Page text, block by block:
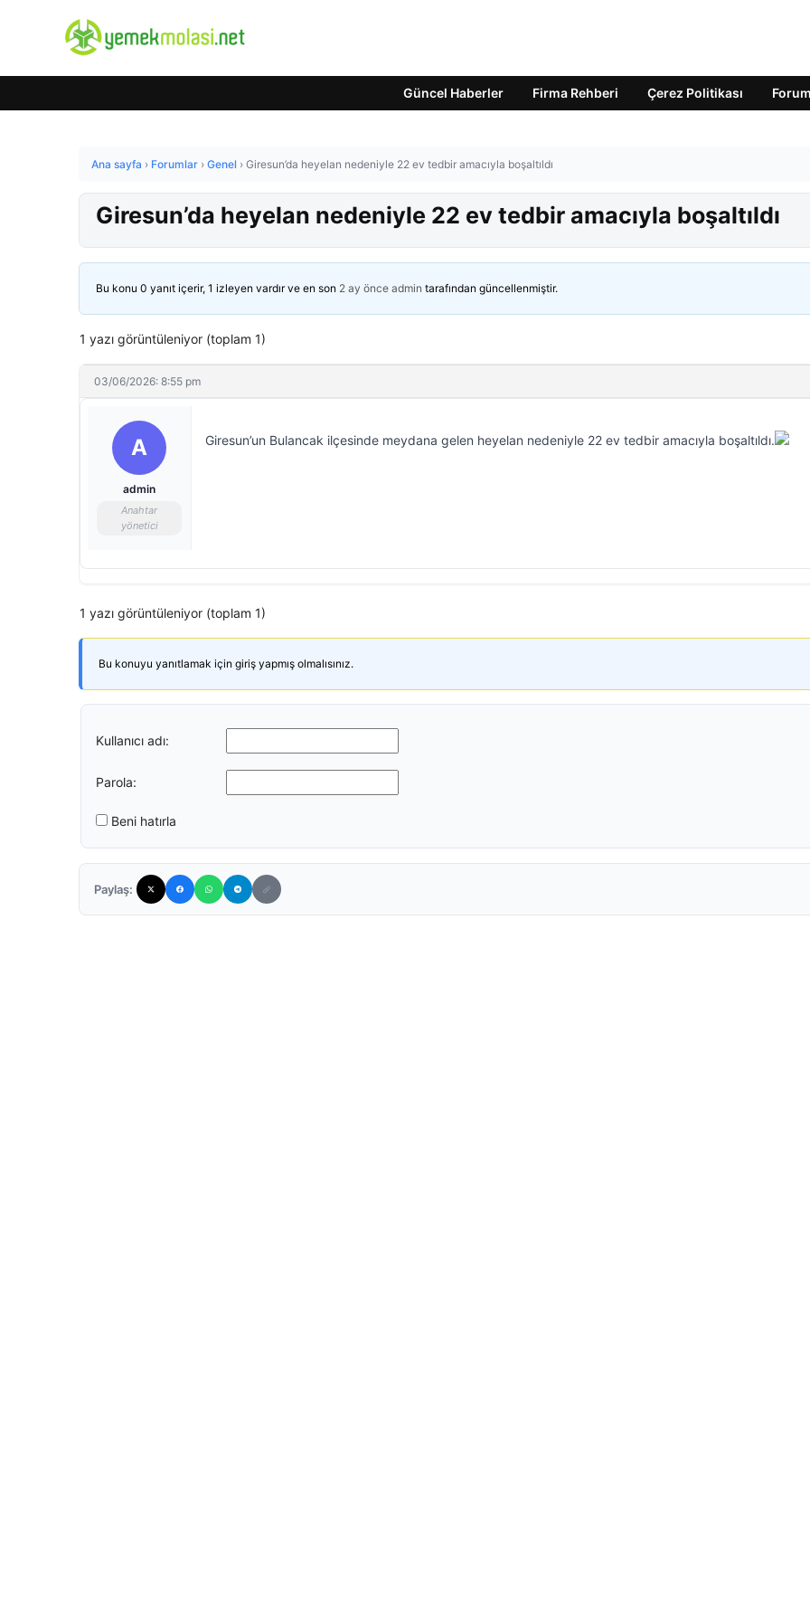
Güncel Haberler Firma Rehberi Çerez Politikası Forum
Ana sayfa › Forumlar › Genel › Giresun’da heyelan nedeniyle 22 ev tedbir amacıyla boşaltıldı
Giresun’da heyelan nedeniyle 22 ev tedbir amacıyla boşaltıldı
Bu konu 0 yanıt içerir, 1 izleyen vardır ve en son 2 ay önce admin tarafından güncellenmiştir.
1 yazı görüntüleniyor (toplam 1)
03/06/2026: 8:55 pm
A
admin
Anahtar
yönetici
Giresun’un Bulancak ilçesinde meydana gelen heyelan nedeniyle 22 ev tedbir amacıyla boşaltıldı.
1 yazı görüntüleniyor (toplam 1)
Bu konuyu yanıtlamak için giriş yapmış olmalısınız.
Kullanıcı adı:
Parola:
Beni hatırla
Paylaş: